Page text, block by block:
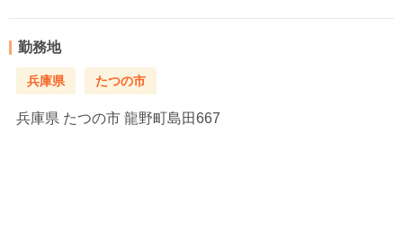
勤務地
兵庫県 たつの市
兵庫県 たつの市 龍野町島田667